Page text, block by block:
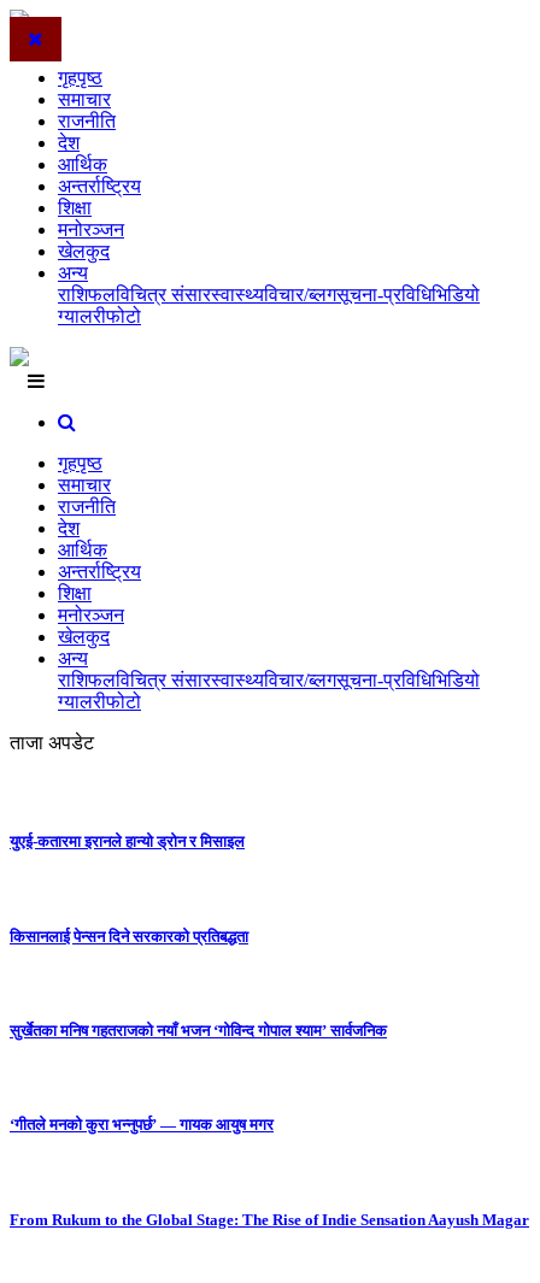
गृहपृष्ठ
समाचार
राजनीति
देश
आर्थिक
अन्तर्राष्ट्रिय
शिक्षा
मनोरञ्जन
खेलकुद
अन्य
राशिफलविचित्र संसारस्वास्थ्यविचार/ब्लगसूचना-प्रविधिभिडियो
ग्यालरीफोटो
गृहपृष्ठ
समाचार
राजनीति
देश
आर्थिक
अन्तर्राष्ट्रिय
शिक्षा
मनोरञ्जन
खेलकुद
अन्य
राशिफलविचित्र संसारस्वास्थ्यविचार/ब्लगसूचना-प्रविधिभिडियो
ग्यालरीफोटो
ताजा अपडेट
युएई-कतारमा इरानले हान्यो ड्रोन र मिसाइल
किसानलाई पेन्सन दिने सरकारको प्रतिबद्धता
सुर्खेतका मनिष गहतराजको नयाँ भजन ‘गोविन्द गोपाल श्याम’ सार्वजनिक
‘गीतले मनको कुरा भन्नुपर्छ’ — गायक आयुष मगर
From Rukum to the Global Stage: The Rise of Indie Sensation Aayush Magar